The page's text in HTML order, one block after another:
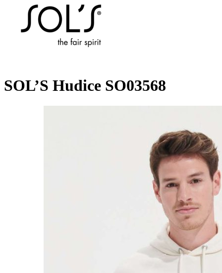
SOL’S Hudice SO03568